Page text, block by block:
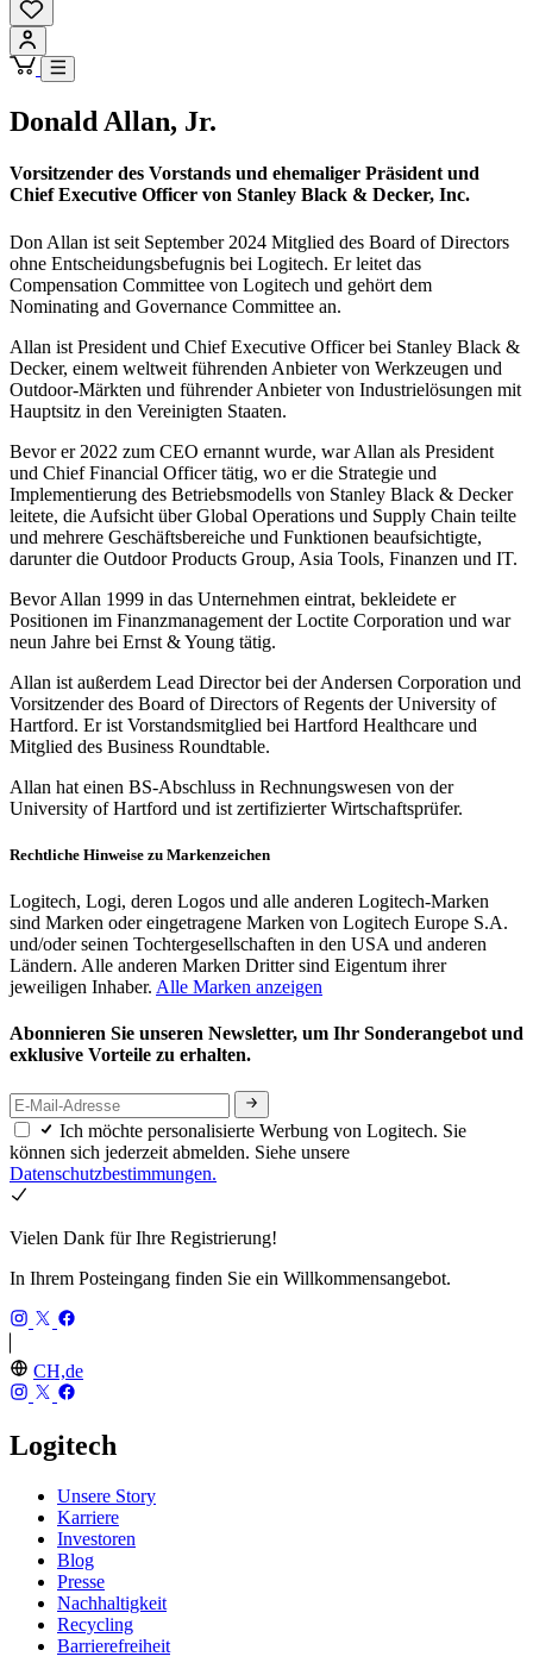
Donald Allan, Jr.
Vorsitzender des Vorstands und ehemaliger Präsident und
Chief Executive Officer von Stanley Black & Decker, Inc.
Don Allan ist seit September 2024 Mitglied des Board of Directors
ohne Entscheidungsbefugnis bei Logitech. Er leitet das
Compensation Committee von Logitech und gehört dem
Nominating and Governance Committee an.
Allan ist President und Chief Executive Officer bei Stanley Black &
Decker, einem weltweit führenden Anbieter von Werkzeugen und
Outdoor-Märkten und führender Anbieter von Industrielösungen mit
Hauptsitz in den Vereinigten Staaten.
Bevor er 2022 zum CEO ernannt wurde, war Allan als President
und Chief Financial Officer tätig, wo er die Strategie und
Implementierung des Betriebsmodells von Stanley Black & Decker
leitete, die Aufsicht über Global Operations und Supply Chain teilte
und mehrere Geschäftsbereiche und Funktionen beaufsichtigte,
darunter die Outdoor Products Group, Asia Tools, Finanzen und IT.
Bevor Allan 1999 in das Unternehmen eintrat, bekleidete er
Positionen im Finanzmanagement der Loctite Corporation und war
neun Jahre bei Ernst & Young tätig.
Allan ist außerdem Lead Director bei der Andersen Corporation und
Vorsitzender des Board of Directors of Regents der University of
Hartford. Er ist Vorstandsmitglied bei Hartford Healthcare und
Mitglied des Business Roundtable.
Allan hat einen BS-Abschluss in Rechnungswesen von der
University of Hartford und ist zertifizierter Wirtschaftsprüfer.
Rechtliche Hinweise zu Markenzeichen
Logitech, Logi, deren Logos und alle anderen Logitech-Marken
sind Marken oder eingetragene Marken von Logitech Europe S.A.
und/oder seinen Tochtergesellschaften in den USA und anderen
Ländern. Alle anderen Marken Dritter sind Eigentum ihrer
jeweiligen Inhaber. Alle Marken anzeigen
Abonnieren Sie unseren Newsletter, um Ihr Sonderangebot und
exklusive Vorteile zu erhalten.
Ich möchte personalisierte Werbung von Logitech. Sie
können sich jederzeit abmelden. Siehe unsere
Datenschutzbestimmungen.
Vielen Dank für Ihre Registrierung!
In Ihrem Posteingang finden Sie ein Willkommensangebot.
CH,de
Logitech
Unsere Story
Karriere
Investoren
Blog
Presse
Nachhaltigkeit
Recycling
Barrierefreiheit